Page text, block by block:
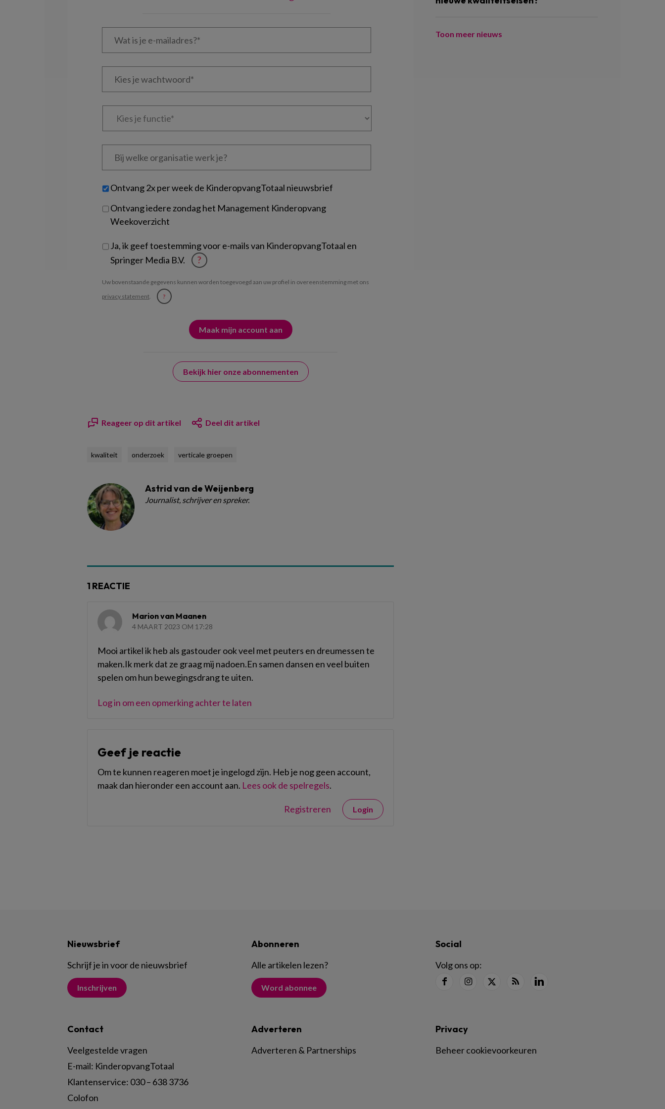
Wat
Kies
Kies
Bij
welke
je?
Untitled
Ontvang 2x per week de KinderopvangTotaal nieuwsbrief
Ontvang iedere zondag het Management Kinderopvang
Weekoverzicht
Ja, ik geef toestemming voor e-mails van KinderopvangTotaal en
Springer Media B.V.
?
Uw bovenstaande gegevens kunnen worden toegevoegd aan uw profiel in overeenstemming met ons
privacy statement. ?
Bekijk hier onze abonnementen
Reageer op dit artikel Deel dit artikel
kwaliteit onderzoek verticale groepen
Astrid van de Weijenberg
Journalist, schrijver en spreker.
1 REACTIE
Marion van Maanen
4 MAART 2023 OM 17:28
Mooi artikel ik heb als gastouder ook veel met peuters en dreumessen te
maken.Ik merk dat ze graag mij nadoen.En samen dansen en veel buiten
spelen om hun bewegingsdrang te uiten.
Log in om een opmerking achter te laten
Geef je reactie
Om te kunnen reageren moet je ingelogd zijn. Heb je nog geen account,
maak dan hieronder een account aan. Lees ook de spelregels.
Registreren Login
Toon meer nieuws
Nieuwsbrief
Schrijf je in voor de nieuwsbrief
Inschrijven
Abonneren
Alle artikelen lezen?
Word abonnee
Social
Volg ons op:
Contact
Veelgestelde vragen
E-mail: KinderopvangTotaal
Klantenservice: 030 – 638 3736
Colofon
Adverteren
Adverteren & Partnerships
Privacy
Beheer cookievoorkeuren